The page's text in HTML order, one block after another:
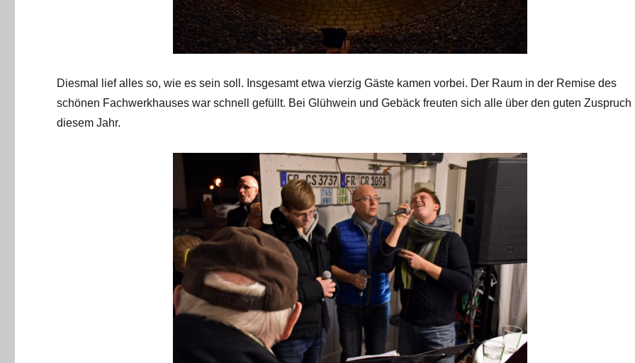
Diesmal lief alles so, wie es sein soll. Insgesamt etwa vierzig Gäste kamen vorbei. Der Raum in der Remise des
schönen Fachwerkhauses war schnell gefüllt. Bei Glühwein und Gebäck freuten sich alle über den guten Zuspruch
diesem Jahr.